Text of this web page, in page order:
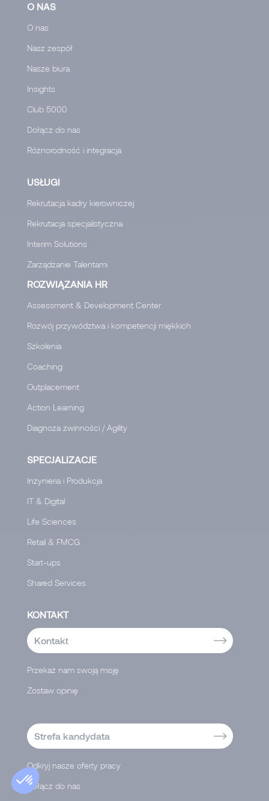
O NAS
O nas
Nasz zespół
Nasze biura
Insights
Club 5000
Dołącz do nas
Różnorodność i integracja
USŁUGI
Rekrutacja kadry kierowniczej
Rekrutacja specjalistyczna
Interim Solutions
Zarządzanie Talentami
ROZWIĄZANIA HR
Assessment & Development Center
Rozwój przywództwa i kompetencji miękkich
Szkolenia
Coaching
Outplacement
Action Learning
Diagnoza zwinności / Agility
SPECJALIZACJE
Inżynieria i Produkcja
IT & Digital
Life Sciences
Retail & FMCG
Start-ups
Shared Services
KONTAKT
Kontakt
Przekaż nam swoją misję
Zostaw opinię
Strefa kandydata
Odkryj nasze oferty pracy
Dołącz do nas